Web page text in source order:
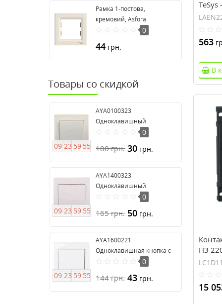
Рамка 1-постова,
кремовий, Asfora
0
44 грн.
Товары со скидкой
09 23 59 54
AYA0100323
Одноклавишный
выключатель серия Anya
0
100грн. 30 грн.
09 23 59 54
AYA1400323
Одноклавишный
выключатель 16А серия
0
165грн. 50 грн.
09 23 59 54
AYA1600221
Одноклавишная кнопка с
подсветкой серии Anya
0
144грн. 43 грн.
563
В
НЗ
15